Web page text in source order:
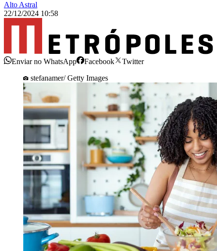
Alto Astral
22/12/2024 10:58
Enviar no WhatsApp Facebook
Twitter
stefanamer/ Getty Images